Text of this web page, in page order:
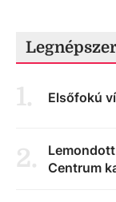
1. Elsőfokú
2.
Centrum